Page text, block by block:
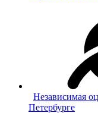
Независимая
Петербурге